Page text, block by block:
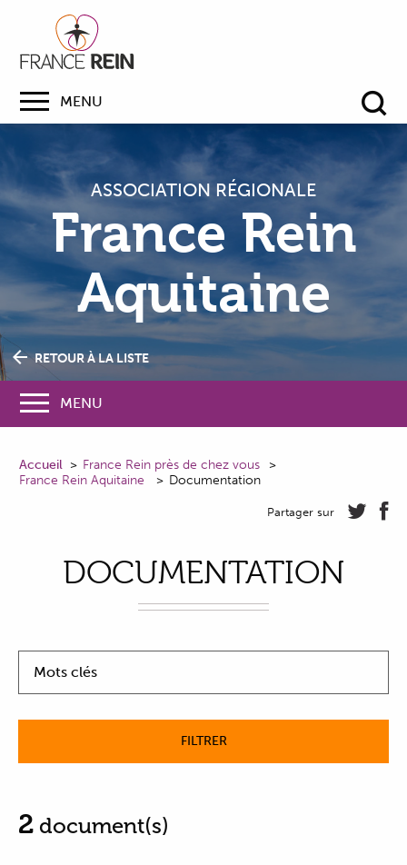
MENU
ASSOCIATION RÉGIONALE
France Rein
Aquitaine
RETOUR À LA LISTE
MENU
Accueil
France Rein près de chez vous
France Rein Aquitaine
Documentation
Partager sur
DOCUMENTATION
Mots clés
FILTRER
2 document(s)